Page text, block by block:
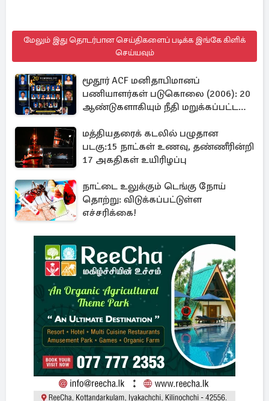
மேலும் இது தொடர்பான செய்திகளைப் படிக்க இங்கே கிளிக்
செய்யவும்
மூதூர் ACF மனிதாபிமானப்
பணியாளர்கள் படுகொலை (2006): 20
ஆண்டுகளாகியும் நீதி மறுக்கப்பட்ட
மத்தியதரைக் கடலில் பழுதான
படகு:15 நாட்கள் உணவு, தண்ணீரின்றி
17 அகதிகள் உயிரிழப்பு
நாட்டை உலுக்கும் டெங்கு நோய்
தொற்று: விடுக்கப்பட்டுள்ள
எச்சரிக்கை!